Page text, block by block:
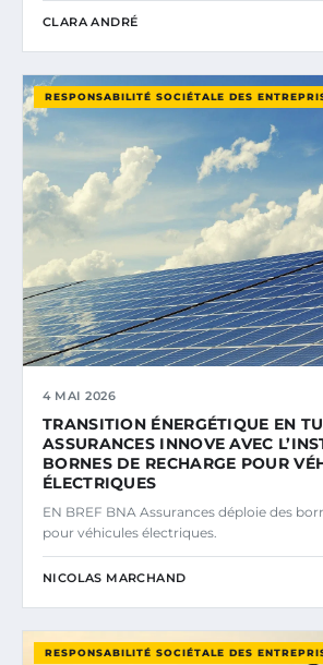
CLARA ANDRÉ
RESPONSABILITÉ SOCIÉTALE DES
4 MAI 2026
TRANSITION ÉNERGÉTIQUE EN
ASSURANCES INNOVE AVEC
BORNES DE RECHARGE POUR
ÉLECTRIQUES
EN BREF BNA Assurances déploie des
pour véhicules électriques.
NICOLAS MARCHAND
RESPONSABILITÉ SOCIÉTALE DES